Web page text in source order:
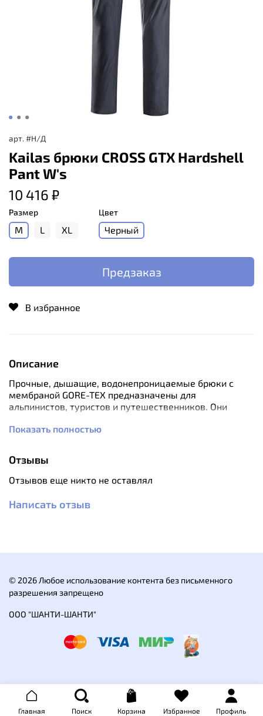
арт. #Н/Д
Kailas брюки CROSS GTX Hardshell
Pant W's
10 416 ₽
Размер
M L XL
Цвет
Черный
Предзаказ
В избранное
Описание
Прочные, дышащие, водонепроницаемые брюки с
мембраной GORE-TEX предназначены для
альпинистов, туристов и путешественников. Они
смогут защитить своих обладательниц от ветра и
· Водонепроницаемая мембранная ткань GTX-ACTIVE
защищает от снега, ветра и влаги;
удобства надевания ботинок.
Материал: GORE-TEX®, 100% полиэстер.
Показать полностью
Отзывы
Отзывов еще никто не оставлял
Написать отзыв
© 2026 Любое использование контента без письменного
разрешения запрещено
ООО "ШАНТИ-ШАНТИ"
Главная Поиск Корзина Избранное Профиль